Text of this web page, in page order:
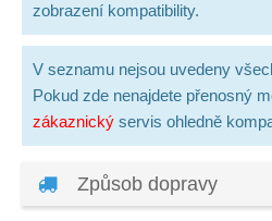
zobrazení kompatibility.
V seznamu nejsou uvedeny
Pokud zde nenajdete přenosný
zákaznický servis ohledně
Způsob dopravy